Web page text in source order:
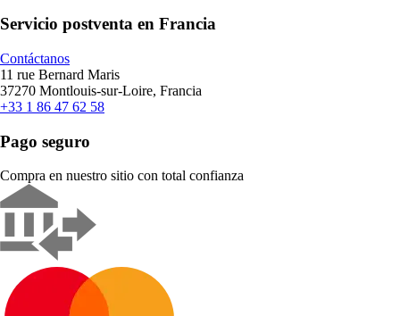
Servicio postventa en Francia
Contáctanos
11 rue Bernard Maris
37270 Montlouis-sur-Loire, Francia
+33 1 86 47 62 58
Pago seguro
Compra en nuestro sitio con total confianza